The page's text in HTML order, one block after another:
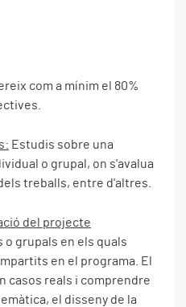
com a mínim el 80%
Estudis sobre una
o grupal, on s'avalua
treballs, entre d'altres.
del projecte
grupals en els quals
en el programa. El
casos reals i comprendre
el disseny de la